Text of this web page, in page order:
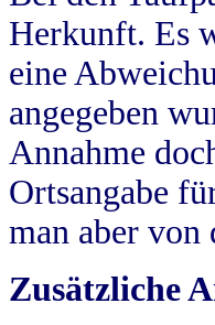
Herkunft. Es
eine
angegeben
Annahme
Ortsangabe
man aber von
Zusätzliche